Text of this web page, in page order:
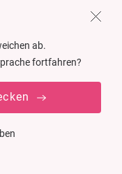
ab.
fortfahren?